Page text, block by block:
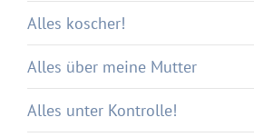
Alles koscher!
Alles über meine Mutter
Alles unter Kontrolle!